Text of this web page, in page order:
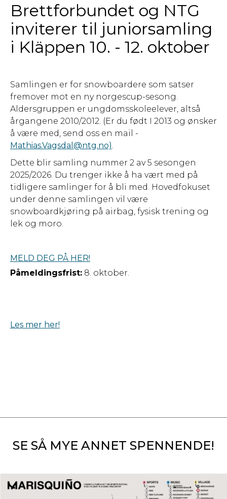
Brettforbundet og NTG
inviterer til juniorsamling
i Kläppen 10. - 12. oktober
Samlingen er for snowboardere som satser
fremover mot en ny norgescup-sesong.
Aldersgruppen er ungdomsskoleelever, altså
årgangene 2010/2012. (Er du født I 2013 og ønsker
å være med, send oss en mail -
Mathias.Vagsdal@ntg.no).
Dette blir samling nummer 2 av 5 sesongen
2025/2026. Du trenger ikke å ha vært med på
tidligere samlinger for å bli med. Hovedfokuset
under denne samlingen vil være
snowboardkjøring på airbag, fysisk trening og
lek og moro.
MELD DEG PÅ HER!
Påmeldingsfrist: 8. oktober.
Les mer her!
SE SÅ MYE ANNET SPENNENDE!